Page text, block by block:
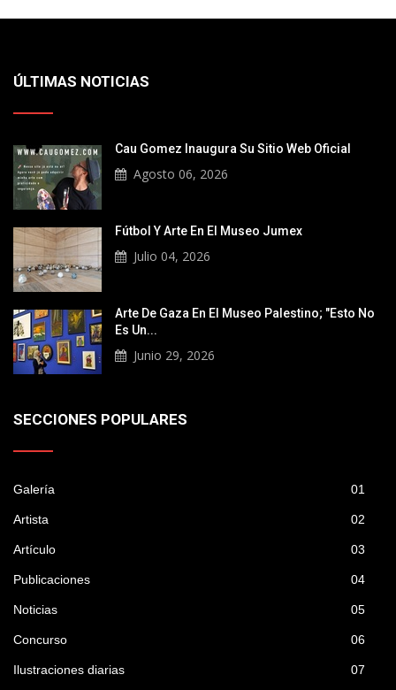
ÚLTIMAS NOTICIAS
Cau Gomez Inaugura Su Sitio Web Oficial
Agosto 06, 2026
Fútbol Y Arte En El Museo Jumex
Julio 04, 2026
Arte De Gaza En El Museo Palestino; "Esto No
Es Un...
Junio 29, 2026
SECCIONES POPULARES
Galería 01
Artista 02
Artículo 03
Publicaciones 04
Noticias 05
Concurso 06
Ilustraciones diarias 07